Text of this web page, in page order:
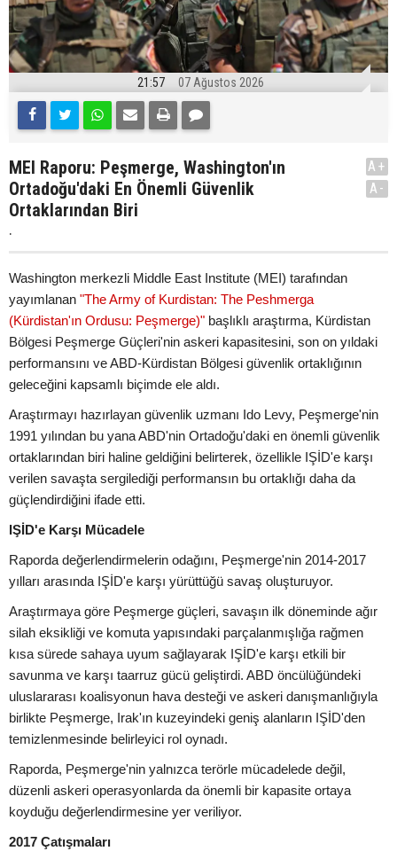
21:57 07 Ağustos 2026
MEI Raporu: Peşmerge, Washington'ın
Ortadoğu'daki En Önemli Güvenlik
Ortaklarından Biri
.
A+
A-
Washington merkezli Middle East Institute (MEI) tarafından
yayımlanan "The Army of Kurdistan: The Peshmerga
(Kürdistan'ın Ordusu: Peşmerge)" başlıklı araştırma, Kürdistan
Bölgesi Peşmerge Güçleri'nin askeri kapasitesini, son on yıldaki
performansını ve ABD-Kürdistan Bölgesi güvenlik ortaklığının
geleceğini kapsamlı biçimde ele aldı.
Araştırmayı hazırlayan güvenlik uzmanı Ido Levy, Peşmerge'nin
1991 yılından bu yana ABD'nin Ortadoğu'daki en önemli güvenlik
ortaklarından biri haline geldiğini belirterek, özellikle IŞİD'e karşı
verilen savaşta sergilediği performansın bu ortaklığı daha da
güçlendirdiğini ifade etti.
IŞİD'e Karşı Mücadele
Raporda değerlendirmelerin odağını, Peşmerge'nin 2014-2017
yılları arasında IŞİD'e karşı yürüttüğü savaş oluşturuyor.
Araştırmaya göre Peşmerge güçleri, savaşın ilk döneminde ağır
silah eksikliği ve komuta yapısındaki parçalanmışlığa rağmen
kısa sürede sahaya uyum sağlayarak IŞİD'e karşı etkili bir
savunma ve karşı taarruz gücü geliştirdi. ABD öncülüğündeki
uluslararası koalisyonun hava desteği ve askeri danışmanlığıyla
birlikte Peşmerge, Irak'ın kuzeyindeki geniş alanların IŞİD'den
temizlenmesinde belirleyici rol oynadı.
Raporda, Peşmerge'nin yalnızca terörle mücadelede değil,
düzenli askeri operasyonlarda da önemli bir kapasite ortaya
koyduğu değerlendirmesine yer veriliyor.
2017 Çatışmaları